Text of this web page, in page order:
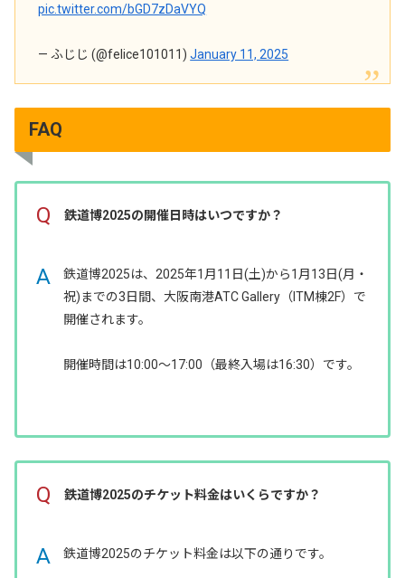
pic.twitter.com/bGD7zDaVYQ
— ふじじ (@felice101011)January 11, 2025
FAQ
Q 鉄道博2025の開催日時はいつですか？
A
鉄道博2025は、2025年1月11日(土)から1月13日(月・
祝)までの3日間、大阪南港ATC Gallery（ITM棟2F）で
開催されます。
開催時間は10:00〜17:00（最終入場は16:30）です。
Q 鉄道博2025のチケット料金はいくらですか？
A 鉄道博2025のチケット料金は以下の通りです。